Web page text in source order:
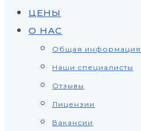
ЦЕНЫ
О НАС
Общая информация
Наши специалисты
Отзывы
Лицензии
Вакансии